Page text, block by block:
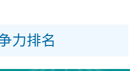
力排名